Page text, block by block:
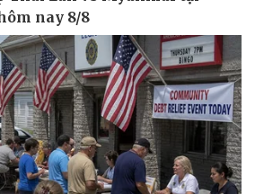
Thị trường
Giá vàng
Tiêu dùng
Tỷ giá